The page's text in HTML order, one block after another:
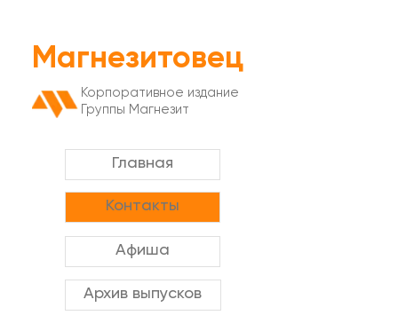
Главная
Афиша
Корпоративное издание
Группы Магнезит
Архив выпусков
Магнезитовец
Контакты